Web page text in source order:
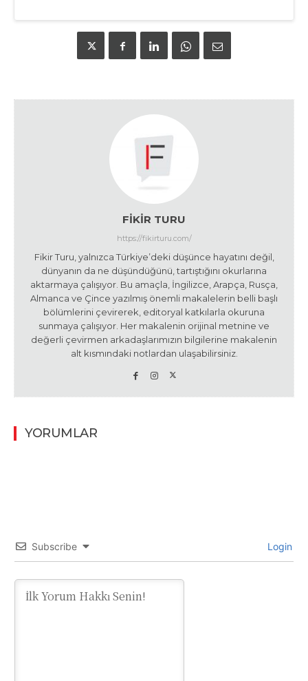
FIKIR TURU
https://fikirturu.com/
Fikir Turu, yalnızca Türkiye’deki düşünce hayatını değil,
dünyanın da ne düşündüğünü, tartıştığını okurlarına
aktarmaya çalışıyor. Bu amaçla, İngilizce, Arapça, Rusça,
Almanca ve Çince yazılmış önemli makalelerin belli başlı
bölümlerini çevirerek, editoryal katkılarla okuruna
sunmaya çalışıyor. Her makalenin orijinal metnine ve
değerli çevirmen arkadaşlarımızın bilgilerine makalenin
alt kısmındaki notlardan ulaşabilirsiniz.
YORUMLAR
Subscribe Login